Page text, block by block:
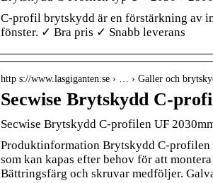
C-profil brytskydd är en förstärkning av
fönster. ✓ Bra pris ✓ Snabb leverans
http s://www.lasgiganten.se › … › Galler och
Secwise Brytskydd C-
Secwise Brytskydd C-profilen UF
Produktinformation Brytskydd C-profilen
som kan kapas efter behov för att
Bättringsfärg och skruvar medföljer.